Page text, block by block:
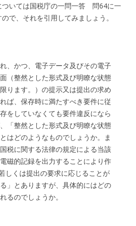
ついては国税庁の一問一答 問64に一
で、それを引用してみましょう。
、かつ、電子データ及びその電子
（整然とした形式及び明瞭な状態
ります。）の提示又は提出の求め
ば、保存時に満たすべき要件に従
をしていなくても要件違反になら
「整然とした形式及び明瞭な状態
はどのようなものでしょうか。ま
税に関する法律の規定による当該
磁的記録を出力することにより作
しくは提出の要求に応じることが
」とありますが、具体的にはどの
るのでしょうか。